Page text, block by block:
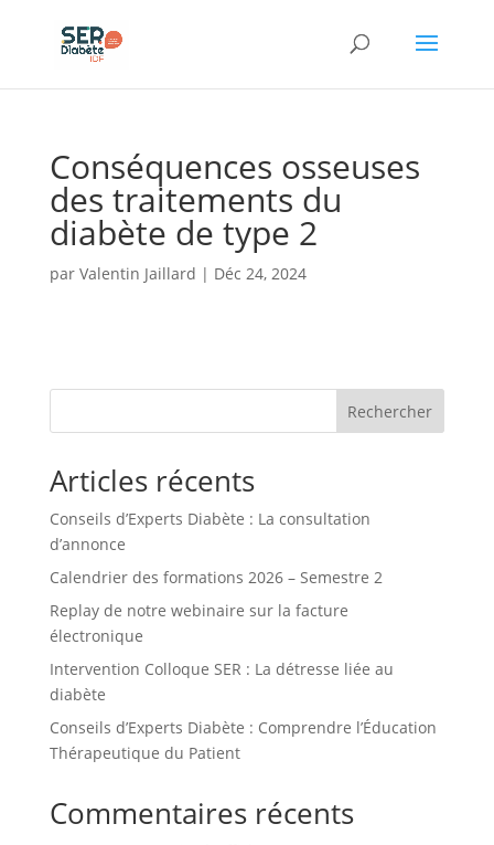
Conséquences osseuses
des traitements du
diabète de type 2
par Valentin Jaillard | Déc 24, 2024
Rechercher
Articles récents
Conseils d’Experts Diabète : La consultation
d’annonce
Calendrier des formations 2026 – Semestre 2
Replay de notre webinaire sur la facture
électronique
Intervention Colloque SER : La détresse liée au
diabète
Conseils d’Experts Diabète : Comprendre l’Éducation
Thérapeutique du Patient
Commentaires récents